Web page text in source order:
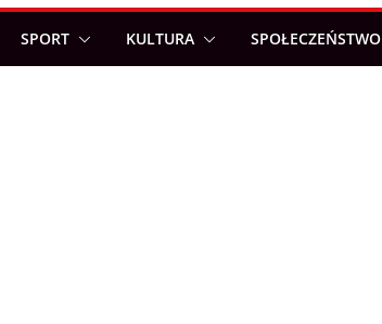
SPORT KULTURA SPOŁECZEŃSTWO